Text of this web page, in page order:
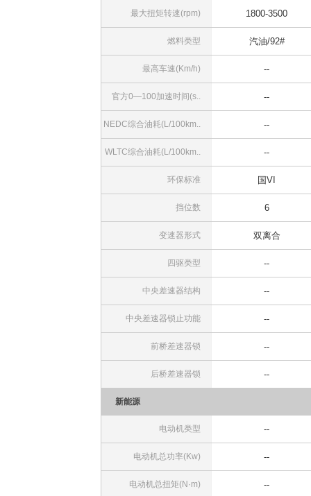
最大扭矩转速(rpm)
燃料类型
最高车速(Km/h)
官方0—100加速时间(s..
NEDC综合油耗(L/100km..
WLTC综合油耗(L/100km..
环保标准
挡位数
变速器形式
四驱类型
中央差速器结构
中央差速器锁止功能
前桥差速器锁
后桥差速器锁
新能源
电动机类型
电动机总功率(Kw)
电动机总扭矩(N·m)
1800-3500
汽油/92#
--
--
--
--
国VI
6
双离合
--
--
--
--
--
--
--
--